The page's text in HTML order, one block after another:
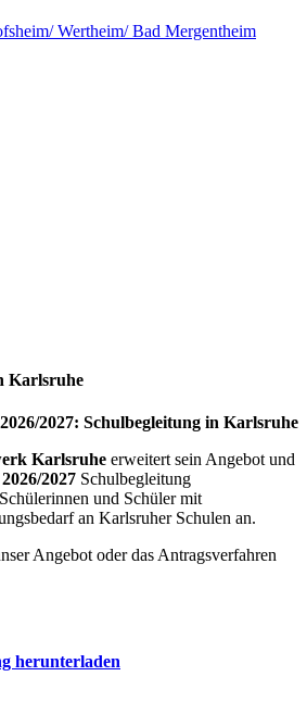
Karlsruhe
2027: Schulbegleitung in Karlsruhe
Karlsruhe erweitert sein Angebot und
2027 Schulbegleitung
und Schüler mit
an Karlsruher Schulen an.
Angebot oder das Antragsverfahren
herunterladen